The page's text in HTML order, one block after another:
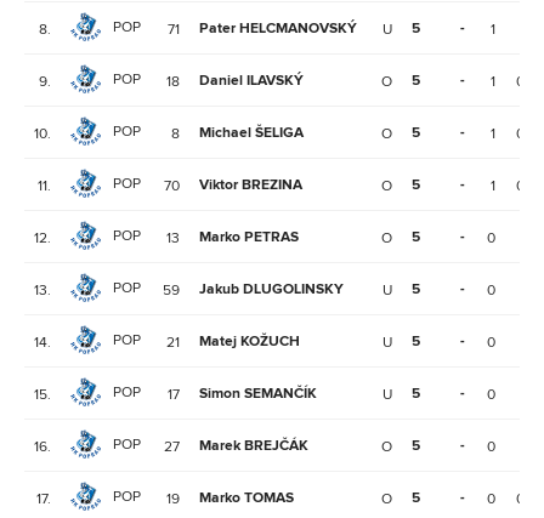
8. POP 71 Pater HELCMANOVSKÝ U 5 - 1
9. POP 18 Daniel ILAVSKÝ O 5 - 1 0
10. POP 8 Michael ŠELIGA O 5 - 1 0
11. POP 70 Viktor BREZINA O 5 - 1 0
12. POP 13 Marko PETRAS O 5 - 0
13. POP 59 Jakub DLUGOLINSKY U 5 - 0
14. POP 21 Matej KOŽUCH U 5 - 0
15. POP 17 Simon SEMANČÍK U 5 - 0
16. POP 27 Marek BREJČÁK O 5 - 0
17. POP 19 Marko TOMAS O 5 - 0 0